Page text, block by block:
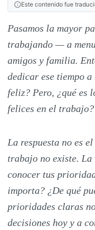
Este contenido fue
Pasamos la mayor
trabajando — a
amigos y familia.
dedicar ese tiempo
feliz? Pero, ¿qué es
felices en el trabajo?
La respuesta no es
trabajo no existe. La
conocer tus
importa? ¿De qué
prioridades claras
decisiones hoy y a